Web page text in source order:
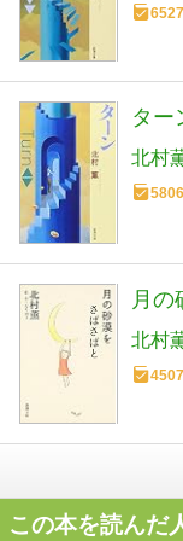
6527
ター
北村
5806
月の
北村
4507
この本を読んだ